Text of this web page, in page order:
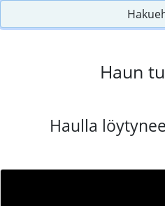
Haun
Haulla